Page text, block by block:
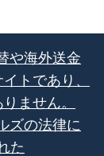
や海外送金
トであり、
ません。
ズの法律に
た